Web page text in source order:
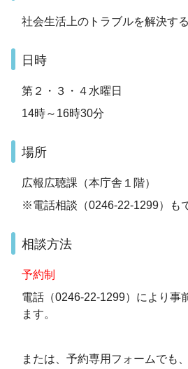
社会生活上のトラブルを解決す
日時
第２・３・４水曜日
14時～16時30分
場所
広報広聴課（本庁舎１階）
※電話相談（0246-22-1299）も
相談方法
予約制
電話（0246-22-1299） により事
ます。
または、予約専用フォームでも